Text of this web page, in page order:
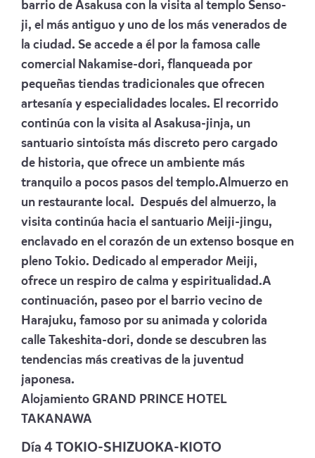
barrio de Asakusa con la visita al templo Senso-
ji, el más antiguo y uno de los más venerados de
la ciudad. Se accede a él por la famosa calle
comercial Nakamise-dori, flanqueada por
pequeñas tiendas tradicionales que ofrecen
artesanía y especialidades locales. El recorrido
continúa con la visita al Asakusa-jinja, un
santuario sintoísta más discreto pero cargado
de historia, que ofrece un ambiente más
tranquilo a pocos pasos del templo.Almuerzo en
un restaurante local. Después del almuerzo, la
visita continúa hacia el santuario Meiji-jingu,
enclavado en el corazón de un extenso bosque en
pleno Tokio. Dedicado al emperador Meiji,
ofrece un respiro de calma y espiritualidad.A
continuación, paseo por el barrio vecino de
Harajuku, famoso por su animada y colorida
calle Takeshita-dori, donde se descubren las
tendencias más creativas de la juventud
japonesa.
Alojamiento GRAND PRINCE HOTEL
TAKANAWA
Día 4 TOKIO-SHIZUOKA-KIOTO